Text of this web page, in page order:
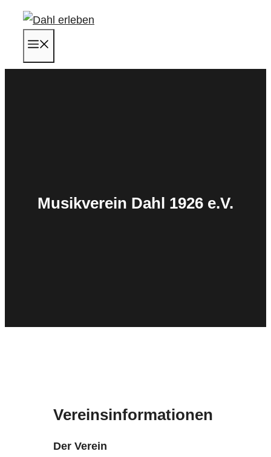
Zum
Inhalt
springen
Musikverein Dahl 1926 e.V.
Vereinsinformationen
Der Verein